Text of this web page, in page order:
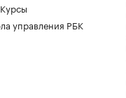
управления РБК